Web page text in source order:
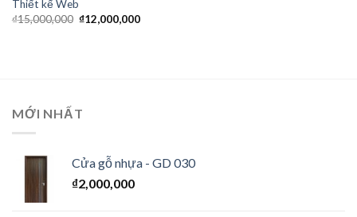
Thiết kế Web
₫15,000,000 ₫12,000,000
MỚI NHẤT
Cửa gỗ nhựa - GD 030
₫2,000,000